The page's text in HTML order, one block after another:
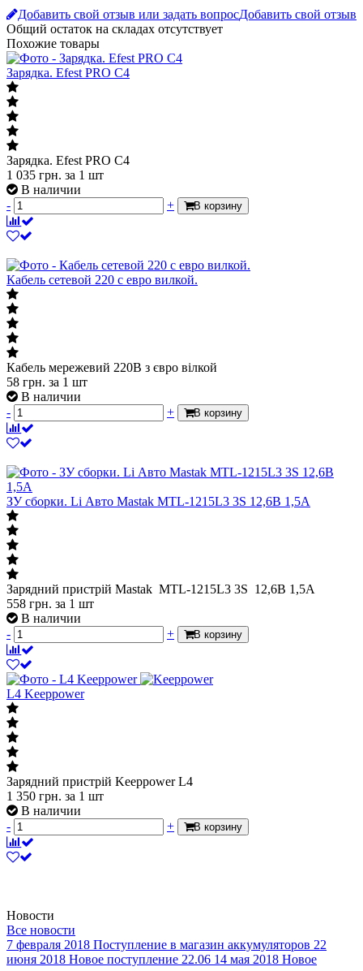
Добавить свой отзыв или задать вопросДобавить свой отзыв
Общий остаток на складах отсутствует
Похожие товары
Зарядка. Efest PRO C4
Зарядка. Efest PRO C4
1 035 грн. за 1 шт
В наличии
-
+ В корзину
Кабель сетевой 220 с евро вилкой.
Кабель мережевий 220В з євро вілкой
58 грн. за 1 шт
В наличии
-
+ В корзину
ЗУ сборки. Li Авто Mastak MTL-1215L3 3S 12,6В 1,5A
Зарядний пристрій Mastak MTL-1215L3 3S 12,6В 1,5A
558 грн. за 1 шт
В наличии
-
+ В корзину
L4 Keeppower
Зарядний пристрій Keeppower L4
1 350 грн. за 1 шт
В наличии
-
+ В корзину
Новости
Все новости
7 февраля 2018 Поступление в магазин аккумуляторов 22
июня 2018 Новое поступление 22.06 14 мая 2018 Новое